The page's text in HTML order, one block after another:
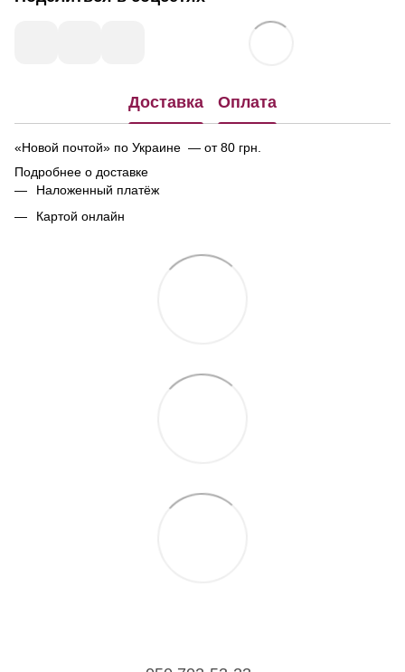
Доставка Оплата
«Новой почтой» по Украине — от 80 грн.
Подробнее о доставке
Наложенный платёж
Картой онлайн